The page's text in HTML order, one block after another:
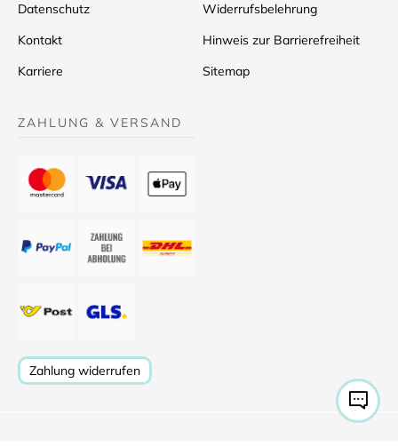
Datenschutz
Kontakt
Karriere
Widerrufsbelehrung
Hinweis zur Barrierefreiheit
Sitemap
ZAHLUNG & VERSAND
Zahlung widerrufen